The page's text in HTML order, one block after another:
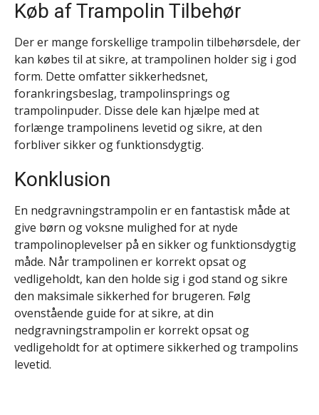
Køb af Trampolin Tilbehør
Der er mange forskellige trampolin tilbehørsdele, der
kan købes til at sikre, at trampolinen holder sig i god
form. Dette omfatter sikkerhedsnet,
forankringsbeslag, trampolinsprings og
trampolinpuder. Disse dele kan hjælpe med at
forlænge trampolinens levetid og sikre, at den
forbliver sikker og funktionsdygtig.
Konklusion
En nedgravningstrampolin er en fantastisk måde at
give børn og voksne mulighed for at nyde
trampolinoplevelser på en sikker og funktionsdygtig
måde. Når trampolinen er korrekt opsat og
vedligeholdt, kan den holde sig i god stand og sikre
den maksimale sikkerhed for brugeren. Følg
ovenstående guide for at sikre, at din
nedgravningstrampolin er korrekt opsat og
vedligeholdt for at optimere sikkerhed og trampolins
levetid.